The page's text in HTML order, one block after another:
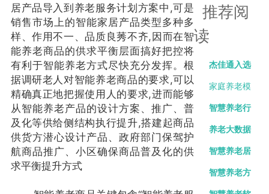
居产品导入到养老服务计划方案中,可是
销售市场上的智能家居产品类型多种多
样、作用不一、品质良莠不齐,因而在智
能养老商品的供求平衡层面搞好把控将
有利于智能养老方式尽快充分发挥。根
据调研老人对智能养老商品的要求,可以
精确真正地把握使用人的要求,进而能够
从智能养老产品的设计方案、推广、普
及化等供给侧结构执行提升,搭建起商品
供货方潜心设计产品、政府部门保驾护
航商品推广、小区确保商品普及化的供
求平衡提升方式
地？杰佳通
移有哪些常
养老机构，
部署方式？
推荐阅
读
杰佳通入选
三部委-智慧
健康养老产
品推广目录
家庭养老模
式：爱与责
任的交织
智慧养老行
业的前景展
望
养老大数据
助力智慧养
老
智慧养老居
家养老运营
智慧养老方